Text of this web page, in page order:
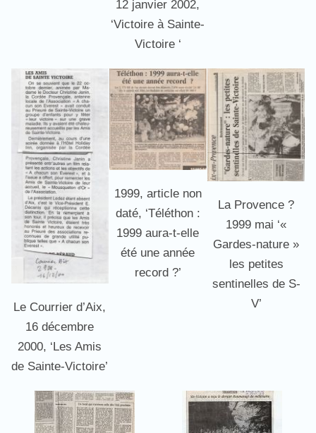
12 janvier 2002,
‘Victoire à Sainte-
Victoire ‘
Le Courrier d’Aix,
16 décembre
2000, ‘Les Amis
de Sainte-Victoire’
1999, article non
daté, ‘Téléthon :
1999 aura-t-elle
été une année
record ?’
La Provence ?
1999 mai ‘«
Gardes-nature »
les petites
sentinelles de S-
V’